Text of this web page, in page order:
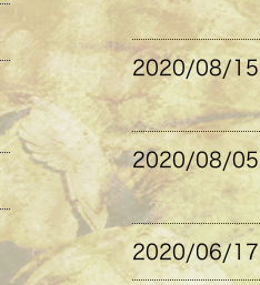
2020/08/15
2020/08/05
2020/06/17